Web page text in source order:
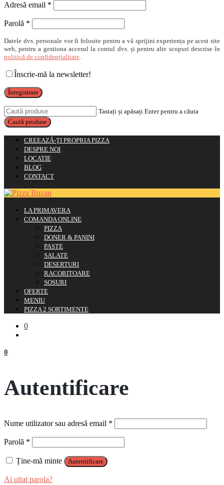
Adresă email *
Parolă *
Datele dvs. personale vor fi folosite pentru a vă sprijini experiența pe acest site
web, pentru a gestiona accesul la contul dvs. și pentru alte scopuri descrise în
politică de confidențialitate.
Înscrie-mă la newsletter!
Înregistrare
Tastați și apăsați Enter pentru a căuta
CREEAZĂ-ŢI PROPRIA PIZZA
DESPRE NOI
LOCATIE
BLOG
CONTACT
LA PRIMAVERA
COMANDA ONLINE
PIZZA
DONER & PANINI
PASTE
SALATE
DESERTURI
RACORITOARE
SOSURI
OFERTE
MENIU
PIZZA 2 SORTIMENTE
0
0
Autentificare
Nume utilizator sau adresă email *
Parolă *
Ține-mă minte Autentificare
Ai uitat parola?